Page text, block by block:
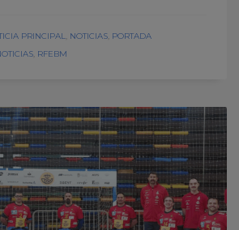
PRINCIPAL NOTICIAS PORTADA
RFEBM